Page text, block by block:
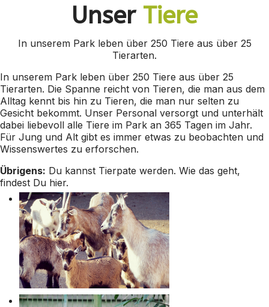
Unser Tiere
In unserem Park leben über 250 Tiere aus über 25
Tierarten.
In unserem Park leben über 250 Tiere aus über 25
Tierarten. Die Spanne reicht von Tieren, die man aus dem
Alltag kennt bis hin zu Tieren, die man nur selten zu
Gesicht bekommt. Unser Personal versorgt und unterhält
dabei liebevoll alle Tiere im Park an 365 Tagen im Jahr.
Für Jung und Alt gibt es immer etwas zu beobachten und
Wissenswertes zu erforschen.
Übrigens: Du kannst Tierpate werden. Wie das geht,
findest Du hier.